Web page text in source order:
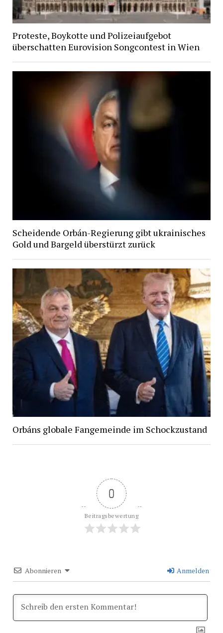
Proteste, Boykotte und Polizeiaufgebot
überschatten Eurovision Songcontest in Wien
Scheidende Orbán-Regierung gibt ukrainisches
Gold und Bargeld überstürzt zurück
Orbáns globale Fangemeinde im Schockzustand
0
Beitragsbewertung
Abonnieren Anmelden